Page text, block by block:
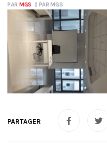
PAR MGS PARMGS